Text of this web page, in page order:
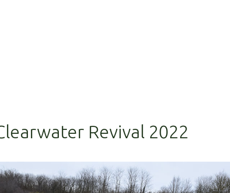
Revival 2022